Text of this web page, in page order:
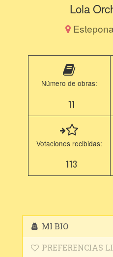
Lola
Número de obras:
11
Votaciones recibidas:
113
MI BIO
PREFERENCIAS